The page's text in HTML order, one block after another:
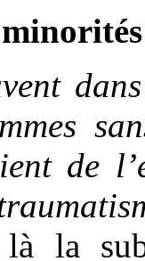
de
là la